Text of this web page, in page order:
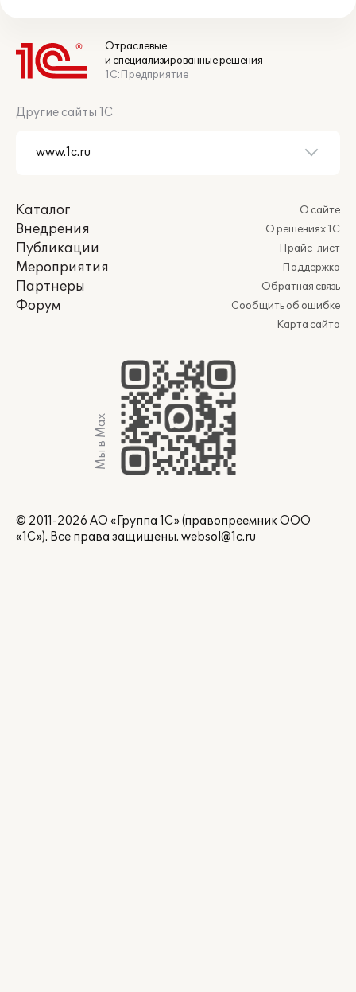
Отраслевые
и специализированные решения
1С:Предприятие
Другие сайты 1С
Каталог
Внедрения
Публикации
Мероприятия
Партнеры
Форум
О сайте
О решениях 1С
Прайс-лист
Поддержка
Обратная связь
Сообщить об ошибке
Карта сайта
Мы в Max
© 2011-2026 АО «Группа 1С» (правопреемник ООО
«1С»). Все права защищены. websol@1c.ru